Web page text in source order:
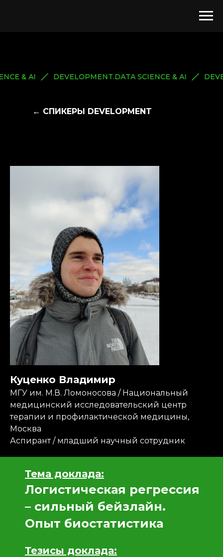
& AI DEVELOPMENT.DATA SCIENCE & AI
← СПИКЕРЫ DEVELOPMENT
Куценко Владимир
МГУ им. М.В. Ломоносова / Национальный
медицинский исследовательский центр
терапии и профилактической медицины,
Москва
Аспирант / младший научный сотрудник
Тема доклада:
Логистическая регрессия
– сильный бейзлайн.
Опыт биостатистика
Тезисы доклада: